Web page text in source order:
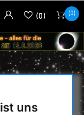
uns
(0) (0)
/